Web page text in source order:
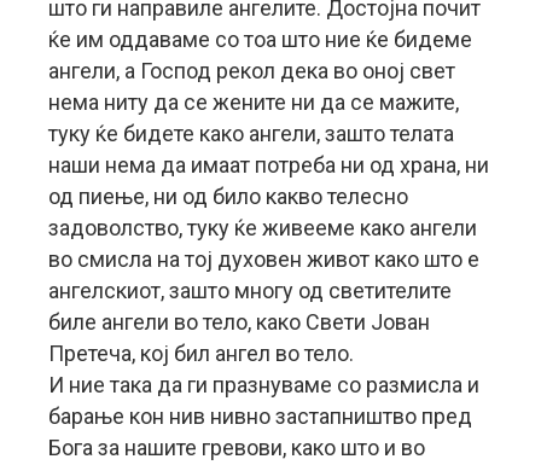
што ги направиле ангелите. Достојна почит
ќе им оддаваме со тоа што ние ќе бидеме
ангели, а Господ рекол дека во оној свет
нема ниту да се жените ни да се мажите,
туку ќе бидете како ангели, зашто телата
наши нема да имаат потреба ни од храна, ни
од пиење, ни од било какво телесно
задоволство, туку ќе живееме како ангели
во смисла на тој духовен живот како што е
ангелскиот, зашто многу од светителите
биле ангели во тело, како Свети Јован
Претеча, кој бил ангел во тело.
И ние така да ги празнуваме со размисла и
барање кон нив нивно застапништво пред
Бога за нашите гревови, како што и во